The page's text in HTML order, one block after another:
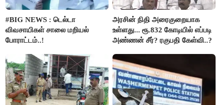
#BIG NEWS : டெல்டா
விவசாயிகள் சாலை மறியல்
போராட்டம்..!
அரசின் நிதி அரைகுறையாக
உள்ளது... ரூ.832 கோடியில் எப்படி
அண்ணன் சீர்? ரகுபதி கேள்வி..?